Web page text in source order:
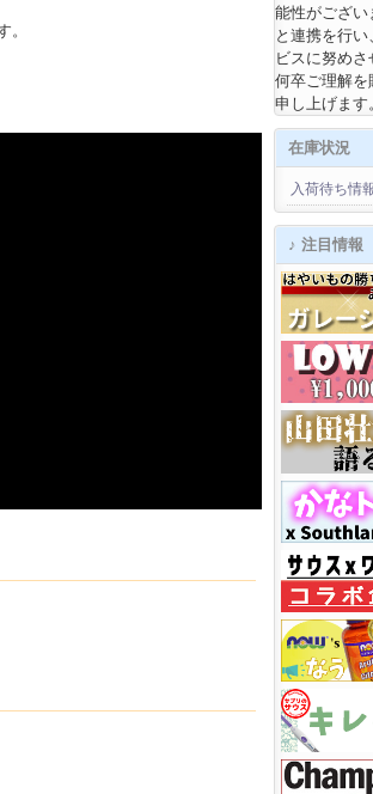
。
能性がござい
と連携を行
ビスに努めさ
何卒ご理解を
申し上げます
在庫状況
入荷待ち情
♪ 注目情報